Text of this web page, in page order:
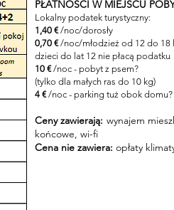
PŁATNOŚCI W MIEJSCU
Lokalny podatek turystyczny:
1,40 €/noc/dorosły
0,70 €/noc/młodzież od 12 do 18
dzieci do lat 12 nie płacą podatku
10 €/noc - pobyt z psem?
(tylko dla małych ras do 10 kg)
4 €/noc - parking tuż obok domu?
Ceny zawierają: wynajem
końcowe, wi-fi
Cena nie zawiera: opłaty